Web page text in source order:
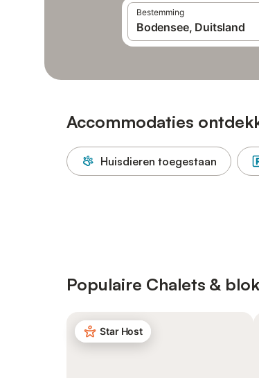
Bestemming
Accommodaties
Huisdieren toegestaan
Populaire Chalets &
Star Host